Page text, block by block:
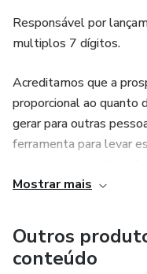
Responsável por
multiplos 7 dígitos.
Acreditamos que a
proporcional ao quanto
gerar para outras
ferramenta para levar
transformação.
Sócios: Patrícia Suzuki,
Mostrar mais
Outros
conteúdo